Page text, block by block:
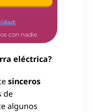
con nadie.
eléctrica?
sinceros
de
algunos